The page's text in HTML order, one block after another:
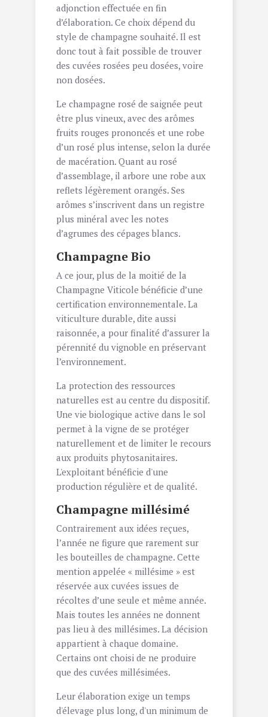
adjonction effectuée en fin
d’élaboration. Ce choix dépend du
style de champagne souhaité. Il est
donc tout à fait possible de trouver
des cuvées rosées peu dosées, voire
non dosées.
Le champagne rosé de saignée peut
être plus vineux, avec des arômes
fruits rouges prononcés et une robe
d’un rosé plus intense, selon la durée
de macération. Quant au rosé
d’assemblage, il arbore une robe aux
reflets légèrement orangés. Ses
arômes s’inscrivent dans un registre
plus minéral avec les notes
d’agrumes des cépages blancs.
Champagne Bio
A ce jour, plus de la moitié de la
Champagne Viticole bénéficie d’une
certification environnementale. La
viticulture durable, dite aussi
raisonnée, a pour finalité d’assurer la
pérennité du vignoble en préservant
l’environnement.
La protection des ressources
naturelles est au centre du dispositif.
Une vie biologique active dans le sol
permet à la vigne de se protéger
naturellement et de limiter le recours
aux produits phytosanitaires.
L'exploitant bénéficie d'une
production régulière et de qualité.
Champagne millésimé
Contrairement aux idées reçues,
l’année ne figure que rarement sur
les bouteilles de champagne. Cette
mention appelée « millésime » est
réservée aux cuvées issues de
récoltes d’une seule et même année.
Mais toutes les années ne donnent
pas lieu à des millésimes. La décision
appartient à chaque domaine.
Certains ont choisi de ne produire
que des cuvées millésimées.
Leur élaboration exige un temps
d'élevage plus long, d'un minimum de